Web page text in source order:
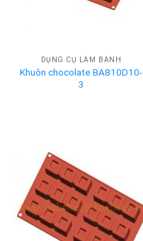
DỤNG CỤ LÀM BÁNH
Khuôn chocolate BA810D10-
3